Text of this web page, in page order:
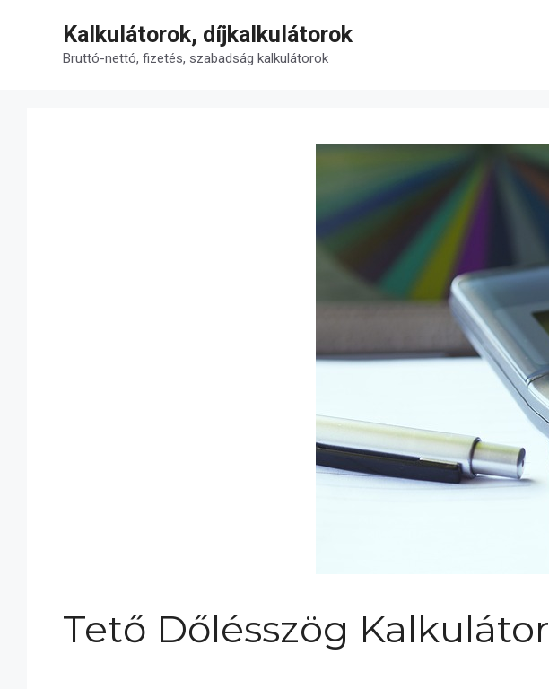
tartalomba
Kalkulátorok, díjkalkulátorok
Bruttó-nettó, fizetés, szabadság kalkulátorok
Tető Dőlésszög Kalkulátor